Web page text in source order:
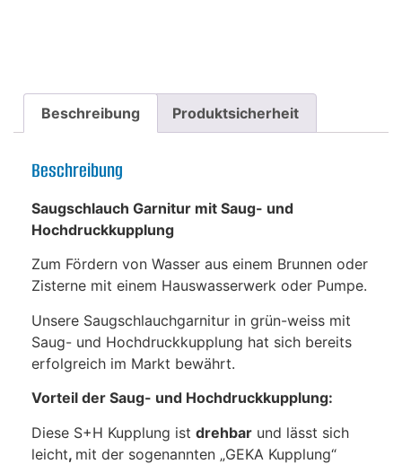
Beschreibung Produktsicherheit
Beschreibung
Saugschlauch Garnitur mit Saug- und
Hochdruckkupplung
Zum Fördern von Wasser aus einem Brunnen oder
Zisterne mit einem Hauswasserwerk oder Pumpe.
Unsere Saugschlauchgarnitur in grün-weiss mit
Saug- und Hochdruckkupplung hat sich bereits
erfolgreich im Markt bewährt.
Vorteil der Saug- und Hochdruckkupplung:
Diese S+H Kupplung ist drehbar und lässt sich
leicht, mit der sogenannten „GEKA Kupplung“